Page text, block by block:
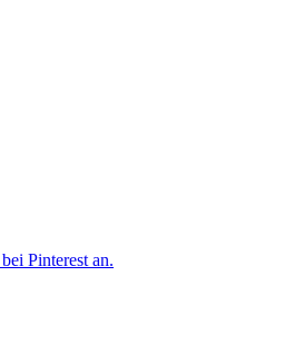
Pinterest an.